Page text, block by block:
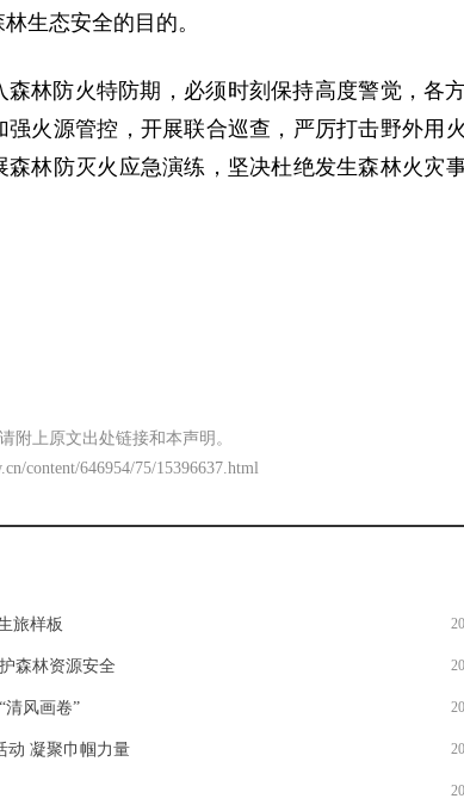
生态安全的目的。
林防火特防期，必须时刻保持高度警觉，各
火源管控，开展联合巡查，严厉打击野外用
林防灭火应急演练，坚决杜绝发生森林火灾
附上原文出处链接和本声明。
content/646954/75/15396637.html
旅样板
森林资源安全
清风画卷”
动 凝聚巾帼力量